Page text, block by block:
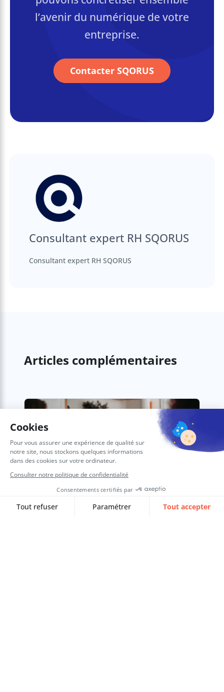
l’avenir du numérique de votre
entreprise.
Contacter SQORUS
Consultant expert RH SQORUS
Consultant expert RH SQORUS
Articles complémentaires